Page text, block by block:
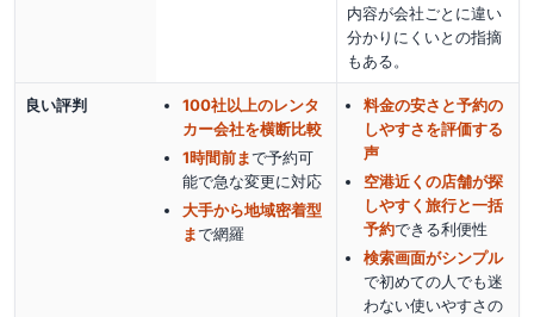
内容が会社ごとに違い
分かりにくいとの指摘
もある。
良い評判
100社以上のレンタ
カー会社を横断比較
1時間前まで予約可
能で急な変更に対応
大手から地域密着型
まで網羅
料金の安さと予約の
しやすさを評価する
声
空港近くの店舗が探
しやすく旅行と一括
予約できる利便性
検索画面がシンプル
で初めての人でも迷
わない使いやすさの